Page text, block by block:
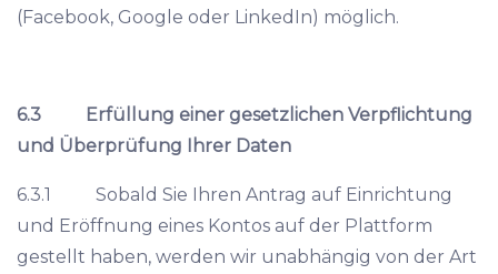
(Facebook, Google oder LinkedIn) möglich.
6.3
Erfüllung einer gesetzlichen Verpflichtung
und Überprüfung Ihrer Daten
6.3.1 Sobald Sie Ihren Antrag auf Einrichtung
und Eröffnung eines Kontos auf der Plattform
gestellt haben, werden wir unabhängig von der Art